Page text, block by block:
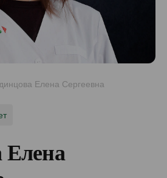
Елена Сергеевна
Елена